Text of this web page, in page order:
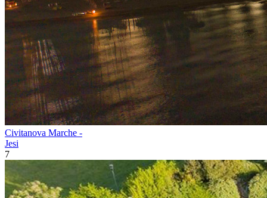
Civitanova Marche -
Jesi
7